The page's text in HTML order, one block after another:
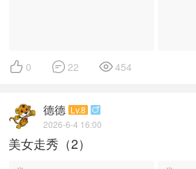
 0  22 454
德德 Lv.8 
2026-6-4 16:00
美女走秀（2）